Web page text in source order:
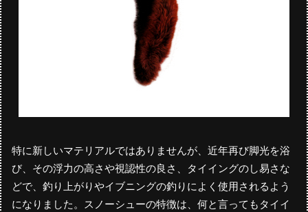
特に新しいマテリアルではありませんが、近年再び脚光を浴
び、その浮力の高さや視認性の良さ、タイイングのし易さな
どで、釣り上がりやイブニングの釣りによく使用されるよう
になりました。スノーシューの特徴は、何と言ってもタイイ